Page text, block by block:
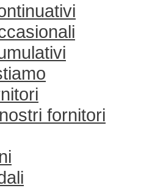
fornitori